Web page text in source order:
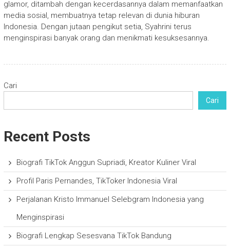
glamor, ditambah dengan kecerdasannya dalam memanfaatkan
media sosial, membuatnya tetap relevan di dunia hiburan
Indonesia. Dengan jutaan pengikut setia, Syahrini terus
menginspirasi banyak orang dan menikmati kesuksesannya.
Cari
Cari
Recent Posts
Biografi TikTok Anggun Supriadi, Kreator Kuliner Viral
Profil Paris Pernandes, TikToker Indonesia Viral
Perjalanan Kristo Immanuel Selebgram Indonesia yang
Menginspirasi
Biografi Lengkap Sesesvana TikTok Bandung